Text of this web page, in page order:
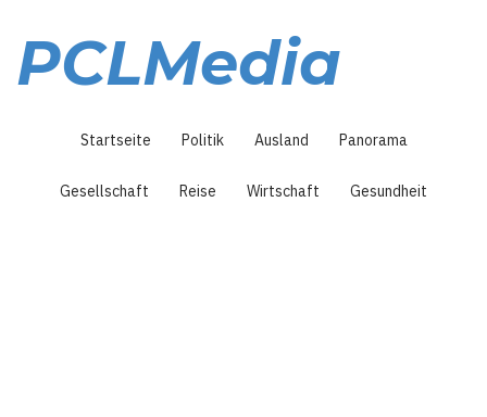
Inhalt
PCLMedia
Startseite Politik Ausland Panorama
Gesellschaft Reise Wirtschaft Gesundheit